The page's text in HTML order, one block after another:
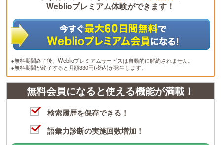
Weblioプレミアム体験ができます！
※無料期間終了後、Weblioプレミアムサービスは自動的に解約されません。
※無料期間が終了すると月額330円(税込)が発生します。
無料会員になると使える機能が満載！
検索履歴を保存できる！
語彙力診断の実施回数増加！